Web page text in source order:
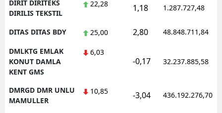
DIRIT DIRITEKS
DIRILIS TEKSTIL
22,28 1,18 1.287.727,48
DITAS DITAS BDY 25,00 2,80 48.848.711,84
DMLKTG EMLAK
KONUT DAMLA
KENT GMS
6,03
-0,17 32.237.885,58
DMRGD DMR UNLU
MAMULLER
10,85 -3,04 436.192.276,70